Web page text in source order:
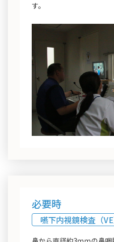
す。
必要時
嚥下内視鏡検査（VE